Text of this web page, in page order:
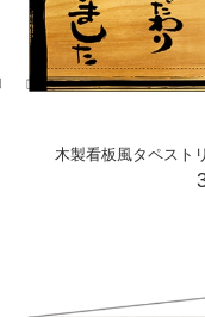
木製看板風タペスト